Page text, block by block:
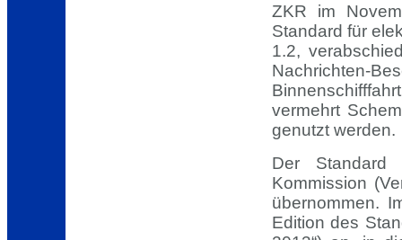
ZKR im
Standard für
1.2,
Nachrichten-
vermehrt
genutzt werden.
Der Standard
Kommission
übernommen.
Edition des